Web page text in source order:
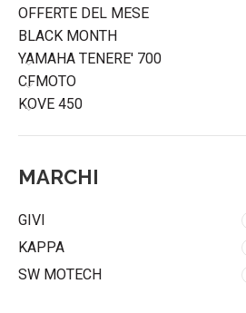
OFFERTE DEL MESE
BLACK MONTH
YAMAHA TENERE' 700
CFMOTO
KOVE 450
MARCHI
GIVI
KAPPA
SW MOTECH